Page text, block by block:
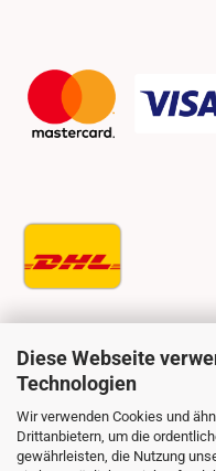
Diese Webseite
Technologien
Wir verwenden Cookies und
Drittanbietern, um die
gewährleisten, die Nutzung